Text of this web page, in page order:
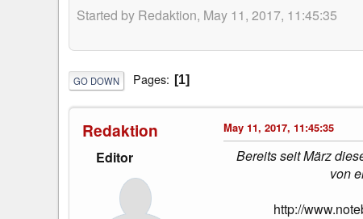
Started by Redaktion, May 11, 2017, 11:45:35
GO DOWN Pages 1
Redaktion
Editor
May 11, 2017, 11:45:35
Bereits seit März
von
http://